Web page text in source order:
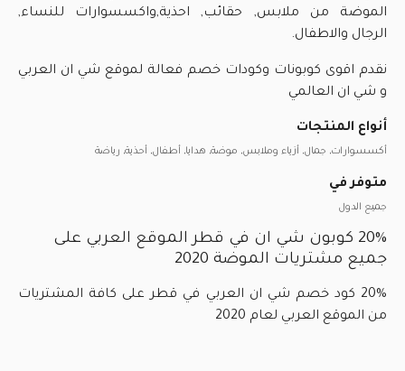
الموضة من ملابس, حقائب, احذية,واكسسوارات للنساء,
الرجال والاطفال.
نقدم اقوى كوبونات وكودات خصم فعالة لموقع شي ان العربي
و شي ان العالمي
أنواع المنتجات
أكسسوارات, جمال, أزياء وملابس, موضة, هدايا, أطفال, أحذية, رياضة
متوفر في
جميع الدول
20% كوبون شي ان في قطر الموقع العربي على
جميع مشتريات الموضة 2020
20% كود خصم شي ان العربي في قطر على كافة المشتريات
من الموقع العربي لعام 2020